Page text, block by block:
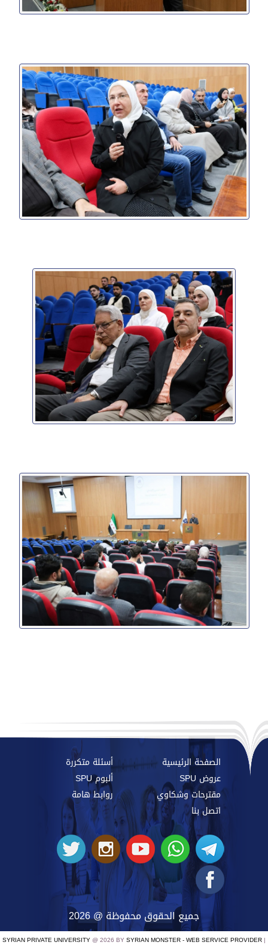
الصفحة الرئيسية
أسئلة متكررة
عروض SPU
ألبوم SPU
مقترحات وشكاوي
روابط هامة
اتصل بنا
جميع الحقوق محفوظة @ 2026
SYRIAN PRIVATE UNIVERSITY@ 2026 BYSYRIAN MONSTER - WEB SERVICE PROVIDER |